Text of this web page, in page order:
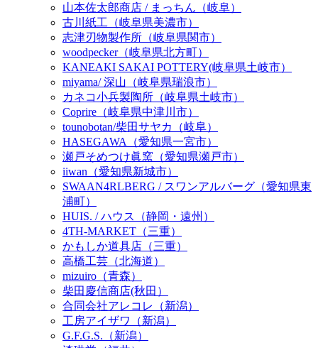
山本佐太郎商店 / まっちん（岐阜）
古川紙工（岐阜県美濃市）
志津刃物製作所（岐阜県関市）
woodpecker（岐阜県北方町）
KANEAKI SAKAI POTTERY(岐阜県土岐市）
miyama/ 深山（岐阜県瑞浪市）
カネコ小兵製陶所（岐阜県土岐市）
Coprire（岐阜県中津川市）
tounobotan/柴田サヤカ（岐阜）
HASEGAWA（愛知県一宮市）
瀬戸そめつけ眞窯（愛知県瀬戸市）
iiwan（愛知県新城市）
SWAAN4RLBERG / スワンアルバーグ（愛知県東
浦町）
HUIS. / ハウス（静岡・遠州）
4TH-MARKET（三重）
かもしか道具店（三重）
高橋工芸（北海道）
mizuiro（青森）
柴田慶信商店(秋田）
合同会社アレコレ（新潟）
工房アイザワ（新潟）
G.F.G.S.（新潟）